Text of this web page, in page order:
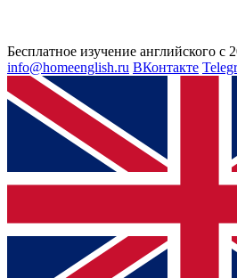
Бесплатное изучение английского с
info@homeenglish.ru ВКонтакте